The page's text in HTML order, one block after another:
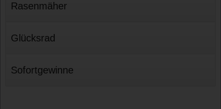
Rasenmäher
Glücksrad
Sofortgewinne